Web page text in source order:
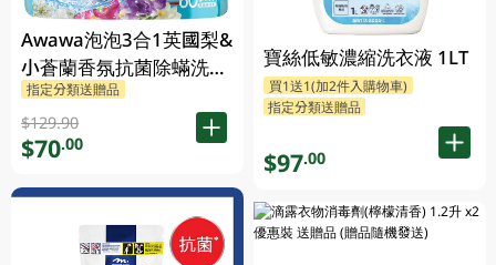
Awawa泡泡3合1英國梨&
小蒼蘭香氛抗菌除蟎洗衣
珠 60PC
指定分類送贈品
$129.90
$70.00
寶絲低敏濃縮洗衣液 1LT
買1送1(加2件入購物車)
指定分類送贈品
$97.00